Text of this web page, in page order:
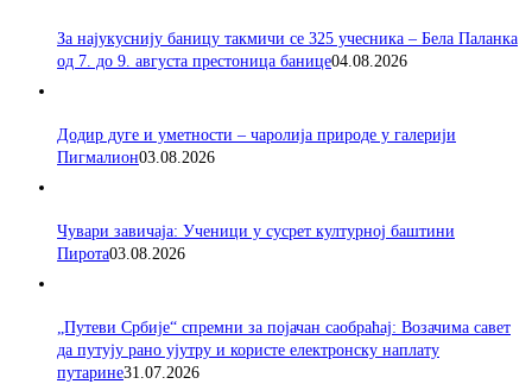
За најукуснију баницу такмичи се 325 учесника – Бела Паланка
од 7. до 9. августа престоница банице04.08.2026
Додир дуге и уметности – чаролија природе у галерији
Пигмалион03.08.2026
Чувари завичаја: Ученици у сусрет културној баштини
Пирота03.08.2026
„Путеви Србије“ спремни за појачан саобраћај: Возачима савет
да путују рано ујутру и користе електронску наплату
путарине31.07.2026